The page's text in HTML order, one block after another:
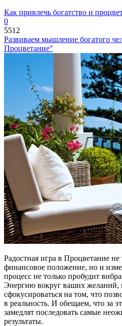
Как привлечь богатство и
0
5512
Развиваем мышление богатого
Процветание"
Радостная игра в Процветание
финансовое положение, но и
процесс не только пробудит
Энергию вокруг ваших желаний,
сфокусироваться на том, что
в реальность. И обещаем, что за
замедлят последовать самые
результаты.